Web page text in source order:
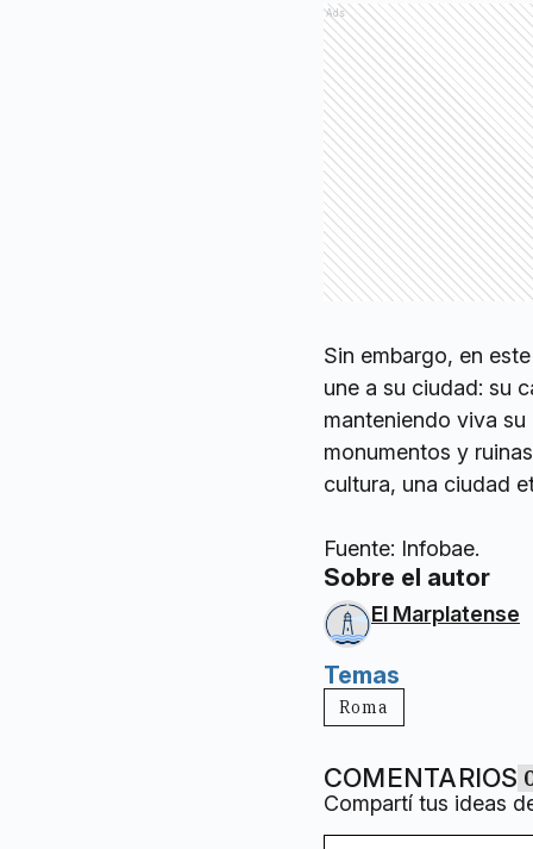
Ads
Sin embargo, en
une a su ciudad: su
manteniendo viva
monumentos y
cultura, una ciudad
Fuente: Infobae.
Sobre el autor
El Marplatense
Temas
Roma
COMENTARIOS
Compartí tus ideas